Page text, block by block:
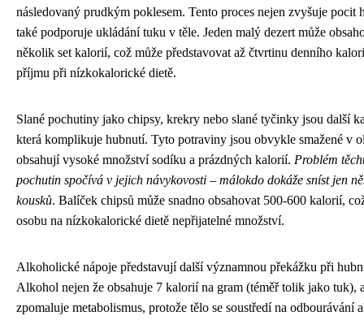
následovaný prudkým poklesem. Tento proces nejen zvyšuje pocit
také podporuje ukládání tuku v těle. Jeden malý dezert může
několik set kalorií, což může představovat až čtvrtinu denního
příjmu při nízkokalorické dietě.
Slané pochutiny jako chipsy, krekry nebo slané tyčinky jsou další
která komplikuje hubnutí. Tyto potraviny jsou obvykle smažené v
obsahují vysoké množství sodíku a prázdných kalorií. Problém
pochutin spočívá v jejich návykovosti – málokdo dokáže sníst jen
kousků. Balíček chipsů může snadno obsahovat 500-600 kalorií,
osobu na nízkokalorické dietě nepřijatelné množství.
Alkoholické nápoje představují další významnou překážku při
Alkohol nejen že obsahuje 7 kalorií na gram (téměř tolik jako tuk),
zpomaluje metabolismus, protože tělo se soustředí na odbourávání